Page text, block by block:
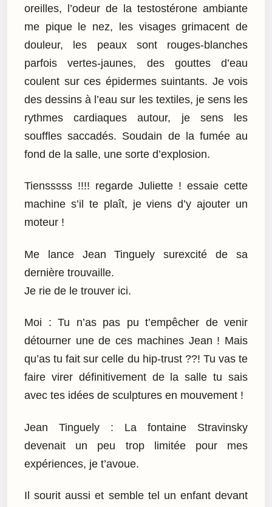
oreilles, l’odeur de la testostérone ambiante
me pique le nez, les visages grimacent de
douleur, les peaux sont rouges-blanches
parfois vertes-jaunes, des gouttes d’eau
coulent sur ces épidermes suintants. Je vois
des dessins à l’eau sur les textiles, je sens les
rythmes cardiaques autour, je sens les
souffles saccadés. Soudain de la fumée au
fond de la salle, une sorte d’explosion.
Tiensssss !!!! regarde Juliette ! essaie cette
machine s’il te plaît, je viens d’y ajouter un
moteur !
Me lance Jean Tinguely surexcité de sa
dernière trouvaille.
Je rie de le trouver ici.
Moi : Tu n’as pas pu t’empêcher de venir
détourner une de ces machines Jean ! Mais
qu’as tu fait sur celle du hip-trust ??! Tu vas te
faire virer définitivement de la salle tu sais
avec tes idées de sculptures en mouvement !
Jean Tinguely : La fontaine Stravinsky
devenait un peu trop limitée pour mes
expériences, je t’avoue.
Il sourit aussi et semble tel un enfant devant